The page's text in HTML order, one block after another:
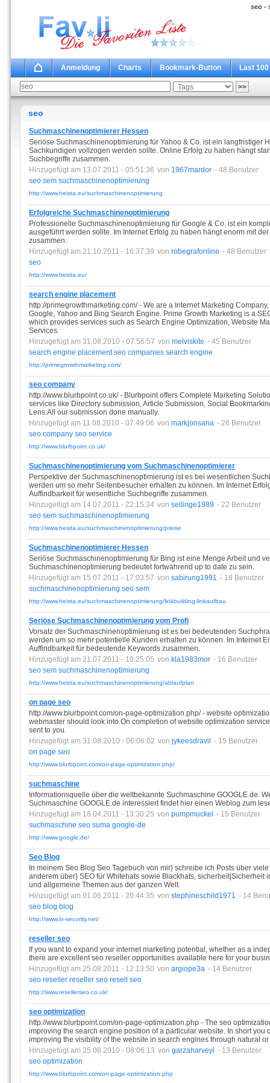
seo -
Anmeldung Charts Bookmark-Button Last 100
seo
Suchmaschinenoptimierer Hessen
Seriöse Suchmaschinenoptimierung für Yahoo & Co. ist ein langfristiger
Sachkundigen vollzogen werden sollte. Online Erfolg zu haben hängt
Suchbegriffe zusammen.
Hinzugefügt am 13.07.2011 - 05:51:36 von 1967mardor - 48 Benutzer
seo sem suchmaschinenoptimierung
http://www.heista.eu/suchmaschinenoptimierung
Erfolgreiche Suchmaschinenoptimierung
Professionelle Suchmaschinenoptimierung für Google & Co. ist ein
ausgeführt werden sollte. Im Internet Erfolg zu haben hängt enorm mit
zusammen.
Hinzugefügt am 21.10.2011 - 16:37:39 von robegrafonline - 48 Benutzer
seo
http://www.heista.eu/
search engine placement
http://primegrowthmarketing.com/ - We are a Internet Marketing
Google, Yahoo and Bing Search Engine. Prime Growth Marketing is a
which provides services such as Search Engine Optimization, Website
Services.
Hinzugefügt am 31.08.2010 - 07:56:57 von melviskite - 45 Benutzer
search engine placement seo companies search engine
http://primegrowthmarketing.com/
seo company
http://www.blurbpoint.co.uk/ - Blurbpoint offers Complete Marketing
services like Directory submission, Article Submission, Social
Lens.All our submission done manually.
Hinzugefügt am 11.08.2010 - 07:49:06 von markjonsana - 26 Benutzer
seo company seo service
http://www.blurbpoint.co.uk/
Suchmaschinenoptimierung vom Suchmaschinenoptimierer
Perspektive der Suchmaschinenoptimierung ist es bei wesentlichen
werden um so mehr Seitenbesucher erhalten zu können. Im Internet
Auffindbarkeit für wesentliche Suchbegriffe zusammen.
Hinzugefügt am 14.07.2011 - 22:15:34 von seilinge1989 - 22 Benutzer
seo sem suchmaschinenoptimierung
http://www.heista.eu/suchmaschinenoptimierung/preise
Suchmaschinenoptimierer Hessen
Seriöse Suchmaschinenoptimierung für Bing ist eine Menge Arbeit und
Suchmaschinenoptimierung bedeutet fortwährend up to date zu sein.
Hinzugefügt am 15.07.2011 - 17:03:57 von sabirung1991 - 18 Benutzer
suchmaschinenoptimierung seo sem
http://www.heista.eu/suchmaschinenoptimierung/linkbuilding-linkaufbau
Seriöse Suchmaschinenoptimierung vom Profi
Vorsatz der Suchmaschinenoptimierung ist es bei bedeutenden
werden um so mehr potentielle Kunden erhalten zu können. Im Internet
Auffindbarkeit für bedeutende Keywords zusammen.
Hinzugefügt am 21.07.2011 - 19:25:05 von kla1983mor - 16 Benutzer
seo sem suchmaschinenoptimierung
http://www.heista.eu/suchmaschinenoptimierung/ablaufplan
on page seo
http://www.blurbpoint.com/on-page-optimization.php/ - website
webmaster should look into.On completion of website optimization
sent to you.
Hinzugefügt am 31.08.2010 - 06:06:02 von jykeesdravil
- 15 Benutzer
on page seo
http://www.blurbpoint.com/on-page-optimization.php/
suchmaschine
Informationsquelle über die weltbekannte Suchmaschine GOOGLE.de.
Suchmaschine GOOGLE.de interessiert findet hier einen Weblog zum
Hinzugefügt am 18.04.2011 - 13:30:25 von pumpmuckel
- 15 Benutzer
suchmaschine seo suma google-de
http://www.google.de/
Seo Blog
In meinem Seo Blog Seo Tagebuch von mir} schreibe ich Posts über
anderem über} SEO für Whitehats sowie Blackhats, sicherheit|Sicherheit
und allgemeine Themen aus der ganzen Welt.
Hinzugefügt am 01.06.2011 - 20:44:35 von stephineschild1971 - 14
seo blog blog
http://www.in-security.net/
reseller seo
If you want to expand your internet marketing potential, whether as a
there are excellent seo reseller opportunities available here for your
Hinzugefügt am 25.08.2011 - 12:13:50 von argiope3a - 14 Benutzer
seo reseller reseller seo resell seo
http://www.resellerseo.co.uk/
seo optimization
http://www.blurbpoint.com/on-page-optimization.php - The seo
improving the search engine position of a particular website. In short you
improving the visibility of the website in search engines through natural
Hinzugefügt am 25.08.2010 - 08:06:13 von garzaharveyi - 13 Benutzer
seo optimization
http://www.blurbpoint.com/on-page-optimization.php